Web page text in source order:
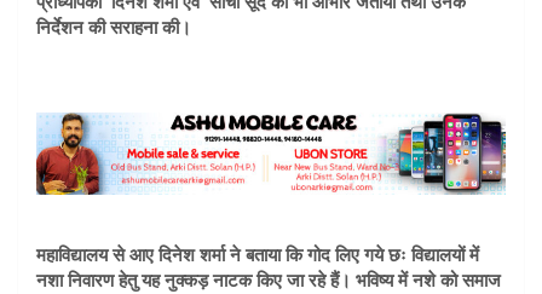
निर्देशन की सराहना की।
महाविद्यालय से आए दिनेश शर्मा ने बताया कि गोद लिए गये छः विद्यालयों में
नशा निवारण हेतु यह नुक्कड़ नाटक किए जा रहे हैं। भविष्य में नशे को समाज